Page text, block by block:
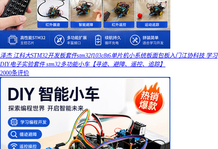
泽杰 江科大STM32开发板套件stm32f103c8t6单片机小系统板面包板入门江协科技 学习
DIY电子实验套件 stm32多功能小车【寻迹、避障、遥控、追踪】
2000条评价